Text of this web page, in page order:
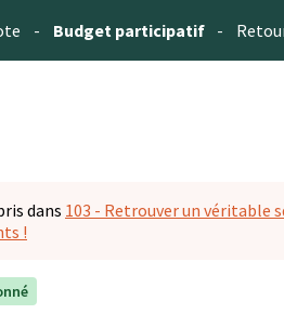
- Budget participatif -
dans 103 - Retrouver un véritable
!